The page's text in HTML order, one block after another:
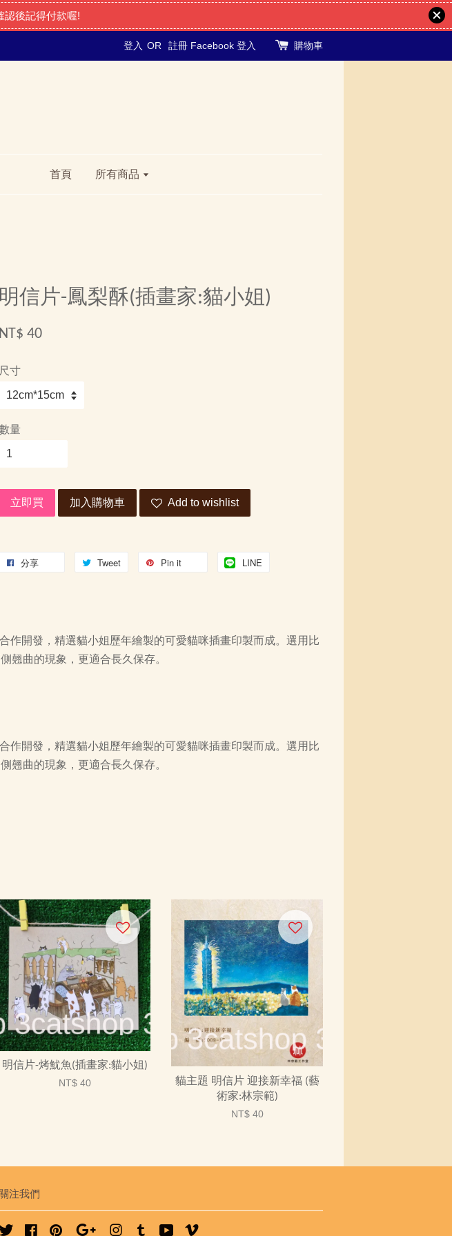
認後記得付款喔!
登入 OR 註冊 Facebook 登入 購物車
首頁 所有商品
明信片-鳳梨酥(插畫家:貓小姐)
NT$ 40
尺寸
量
立即買 加入購物車 Add to wishlist
分享 Tweet Pin it LINE
作開發，精選貓小姐歷年繪製的可愛貓咪插畫印製而成。選用比
翹曲的現象，更適合長久保存。
作開發，精選貓小姐歷年繪製的可愛貓咪插畫印製而成。選用比
翹曲的現象，更適合長久保存。
明信片-烤魷魚(插畫家:貓小姐)
NT$ 40
貓主題 明信片 迎接新幸福 (藝
術家:林宗範)
NT$ 40
關注我們
Twitter FacebookPinterest Google Instagram
Tumblr YouTube